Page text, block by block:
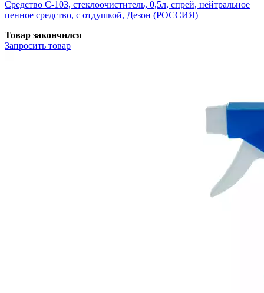
Средство С-103, стеклоочиститель, 0,5л, спрей, нейтральное
пенное средство, с отдушкой, Дезон (РОССИЯ)
Товар закончился
Запросить товар